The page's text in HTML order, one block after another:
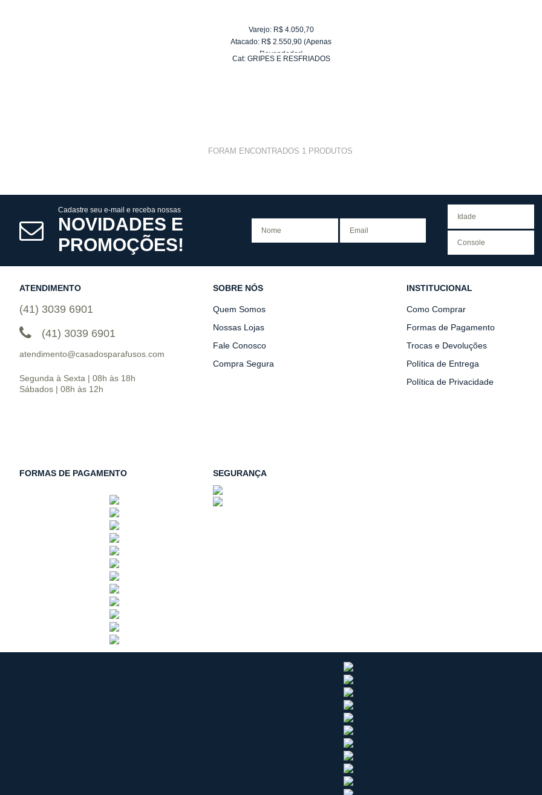
Varejo: R$ 4.050,70
Atacado: R$ 2.550,90 (Apenas
Revendedor)
Cat: GRIPES E RESFRIADOS
FORAM ENCONTRADOS 1PRODUTOS
Cadastre seu e-mail e receba nossas
NOVIDADES E
PROMOÇÕES!
ATENDIMENTO
(41) 3039 6901
(41) 3039 6901
atendimento@casadosparafusos.com
Segunda à Sexta | 08h às 18h
Sábados | 08h às 12h
SOBRE NÓS
Quem Somos
Nossas Lojas
Fale Conosco
Compra Segura
INSTITUCIONAL
Como Comprar
Formas de Pagamento
Trocas e Devoluções
Política de Entrega
Política de Privacidade
FORMAS DE PAGAMENTO SEGURANÇA